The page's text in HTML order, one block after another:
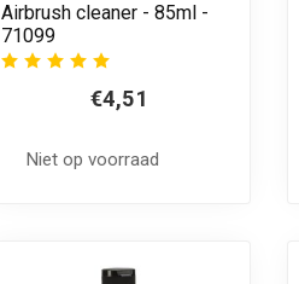
Airbrush cleaner - 85ml -
71099
€4,51
Niet op voorraad